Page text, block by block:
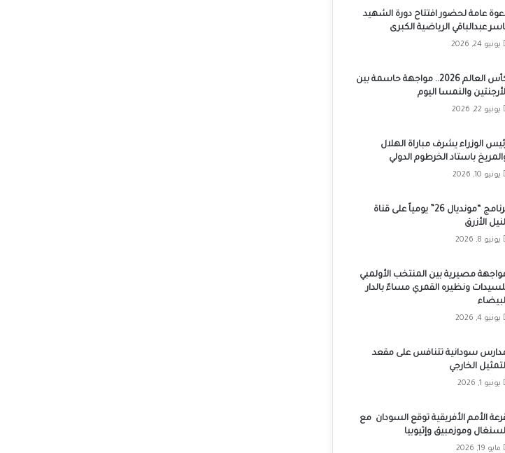
عامة لحضور افتتاح دورة الشهيد
عبدالباقي الرياضية الكبرى
يونيو 24, 2026
كأس العالم 2026.. مواجهة حاسمة بين
والنمسا اليوم
يونيو 22, 2026
الوزراء يشرف مباراة الهلال
باستاد الخرطوم الدولي
يونيو 10, 2026
برنامج “مونديال 26” يومياً على قناة
الأزرق
يونيو 8, 2026
مصيرية بين المنتخب الأولمبي
ونظيره القمري مساءً بالدار
يونيو 4, 2026
سودانية تتنافس على مقعد
الخارجي
يونيو 1, 2026
الأمم الأفريقية توقع السودان مع
وموزمبيق وإثيوبيا
مايو 19, 2026